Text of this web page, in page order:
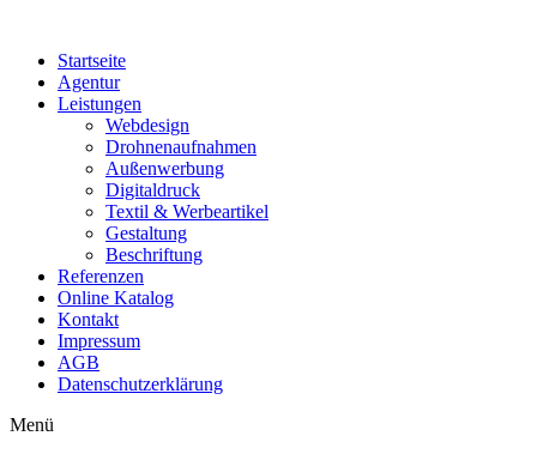
Startseite
Agentur
Leistungen
Webdesign
Drohnenaufnahmen
Außenwerbung
Digitaldruck
Textil & Werbeartikel
Gestaltung
Beschriftung
Referenzen
Online Katalog
Kontakt
Impressum
AGB
Datenschutzerklärung
Menü